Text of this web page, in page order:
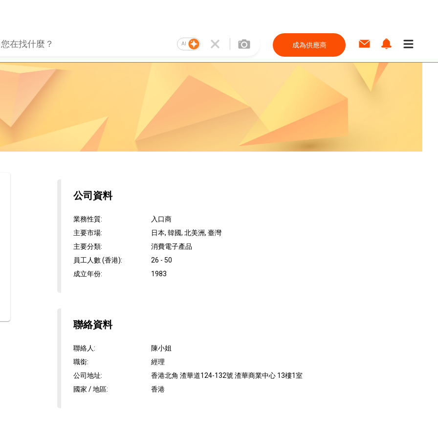
AI 成為供應商
公司資料
業務性質:
入口商
主要市場:
日本, 韓國, 北美洲, 臺灣
主要分類:
消費電子產品
員工人數 (香港):
26 - 50
成立年份: 1983
聯絡資料
聯絡人:
陳小姐
職銜:
經理
公司地址:
香港北角 渣華道124-132號 渣華商業中心 13樓1室
國家 / 地區: 香港